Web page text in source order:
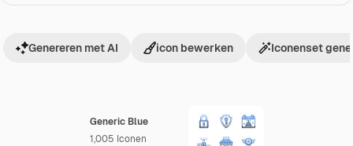
Generic Blue
1,005 Iconen
Genereren met AI icon bewerken Iconenset